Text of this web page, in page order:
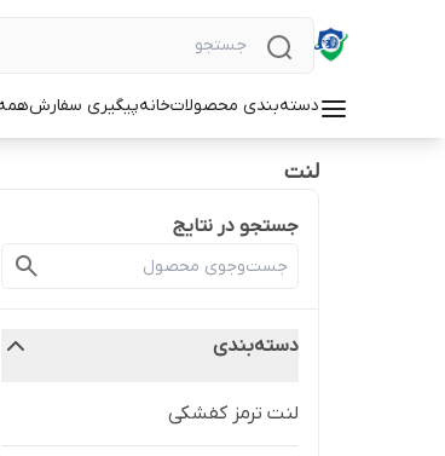
دسته‌بندی محصولاتخانهپیگیری سفارش
لنت
جستجو در نتایج
دسته‌بندی
لنت ترمز کفشکی